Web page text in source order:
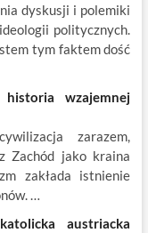
dyskusji i polemiki
politycznych.
tym faktem dość
wzajemnej
zarazem,
Zachód jako kraina
zakłada istnienie
…
austriacka